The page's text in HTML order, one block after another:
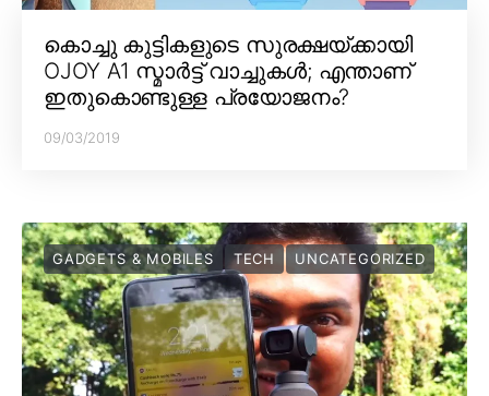
കൊച്ചു കുട്ടികളുടെ സുരക്ഷയ്ക്കായി
OJOY A1 സ്മാർട്ട് വാച്ചുകൾ; എന്താണ്
ഇതുകൊണ്ടുള്ള പ്രയോജനം?
09/03/2019
GADGETS & MOBILES TECH UNCATEGORIZED